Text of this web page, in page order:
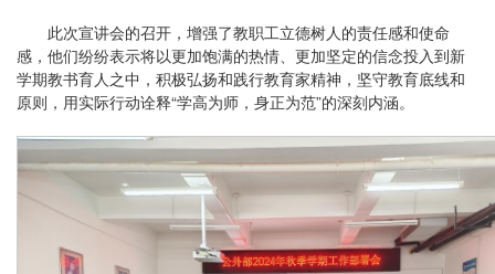
此次宣讲会的召开，增强了教职工立德树人的责任感和使命
感，他们纷纷表示将以更加饱满的热情、更加坚定的信念投入到新
学期教书育人之中，积极弘扬和践行教育家精神，坚守教育底线和
原则，用实际行动诠释“学高为师，身正为范”的深刻内涵。